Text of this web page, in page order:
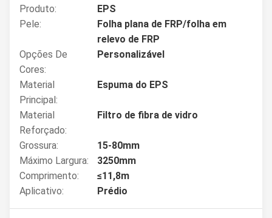
Produto:
EPS
Pele:
Folha plana de FRP/folha em
relevo de FRP
Opções De
Cores:
Personalizável
Material
Principal:
Espuma do EPS
Material
Reforçado:
Filtro de fibra de vidro
Grossura:
15-80mm
Máximo Largura:
3250mm
Comprimento:
≤11,8m
Aplicativo:
Prédio